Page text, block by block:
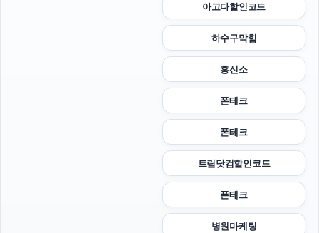
아고다할인코드
하수구막힘
흥신소
폰테크
폰테크
트립닷컴할인코드
폰테크
병원마케팅